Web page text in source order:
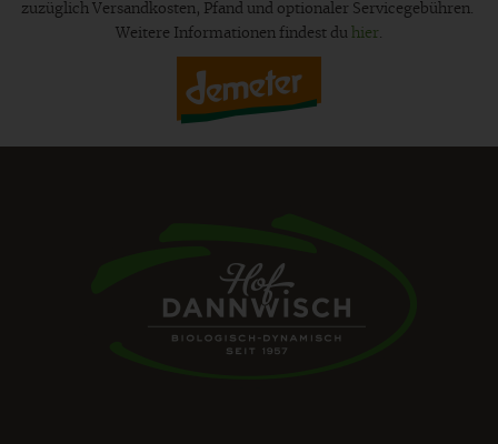
zuzüglich Versandkosten, Pfand und optionaler Servicegebühren.
Weitere Informationen findest du hier.